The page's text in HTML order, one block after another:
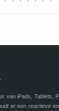
van iPads, Tablets,
er een reactieve